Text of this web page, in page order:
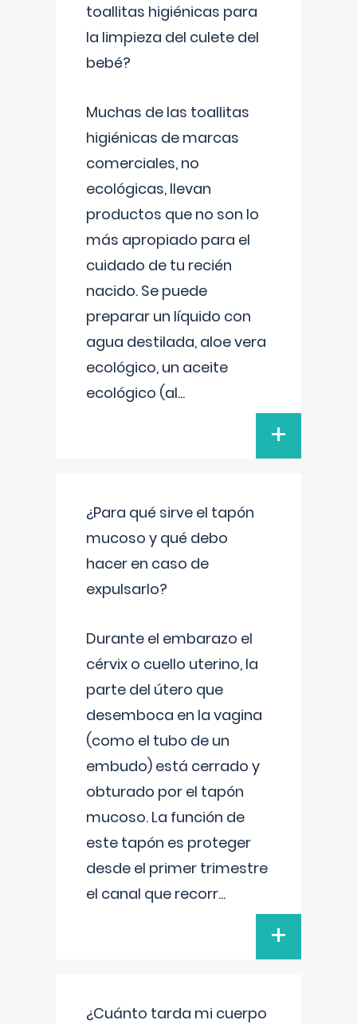
toallitas higiénicas para
la limpieza del culete del
bebé?
Muchas de las toallitas
higiénicas de marcas
comerciales, no
ecológicas, llevan
productos que no son lo
más apropiado para el
cuidado de tu recién
nacido. Se puede
preparar un líquido con
agua destilada, aloe vera
ecológico, un aceite
ecológico (al...
+
¿Para qué sirve el tapón
mucoso y qué debo
hacer en caso de
expulsarlo?
Durante el embarazo el
cérvix o cuello uterino, la
parte del útero que
desemboca en la vagina
(como el tubo de un
embudo) está cerrado y
obturado por el tapón
mucoso. La función de
este tapón es proteger
desde el primer trimestre
el canal que recorr...
+
¿Cuánto tarda mi cuerpo